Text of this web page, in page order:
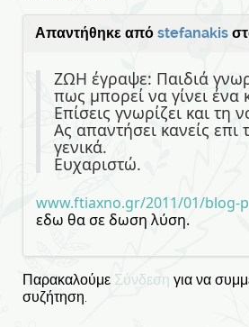
Απαντήθηκε από stefanakis
ΖΩΗ έγραψε: Παιδιά
πως μπορεί να γίνει ένα
Επίσεις γνωρίζει και τη
Ας απαντήσει κανείς επι
γενικά.
Ευχαριστώ.
www.ftiaxno.gr/2011/01/blog-
εδω θα σε δωση λύση.
Παρακαλούμε Σύνδεση για να
συζήτηση.